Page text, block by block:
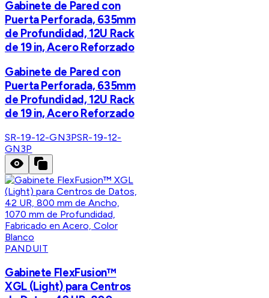
Gabinete de Pared con
Puerta Perforada, 635mm
de Profundidad, 12U Rack
de 19 in, Acero Reforzado
Gabinete de Pared con
Puerta Perforada, 635mm
de Profundidad, 12U Rack
de 19 in, Acero Reforzado
SR-19-12-GN3PSR-19-12-
GN3P
PANDUIT
Gabinete FlexFusion™
XGL (Light) para Centros